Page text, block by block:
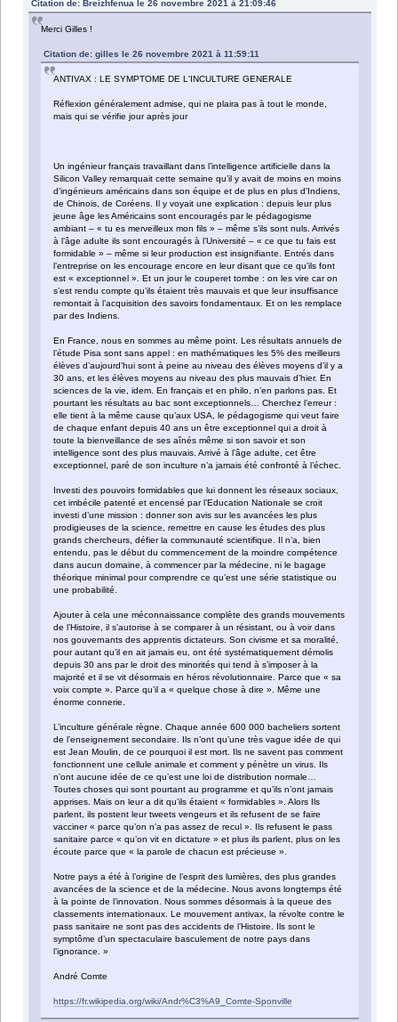
Citation de: Breizhfenua le 26 novembre 2021 à 21:09:46
Merci Gilles !
Citation de: gilles le 26 novembre 2021 à 11:59:11
ANTIVAX : LE SYMPTOME DE L'INCULTURE GENERALE
Réflexion généralement admise, qui ne plaira pas à tout le monde,
mais qui se vérifie jour après jour
Un ingénieur français travaillant dans l’intelligence artificielle dans la
Silicon Valley remarquait cette semaine qu’il y avait de moins en moins
d’ingénieurs américains dans son équipe et de plus en plus d’Indiens,
de Chinois, de Coréens. Il y voyait une explication : depuis leur plus
jeune âge les Américains sont encouragés par le pédagogisme
ambiant – « tu es merveilleux mon fils » – même s’ils sont nuls. Arrivés
à l’âge adulte ils sont encouragés à l’Université – « ce que tu fais est
formidable » – même si leur production est insignifiante. Entrés dans
l’entreprise on les encourage encore en leur disant que ce qu’ils font
est « exceptionnel ». Et un jour le couperet tombe : on les vire car on
s’est rendu compte qu’ils étaient très mauvais et que leur insuffisance
remontait à l’acquisition des savoirs fondamentaux. Et on les remplace
par des Indiens.
En France, nous en sommes au même point. Les résultats annuels de
l’étude Pisa sont sans appel : en mathématiques les 5% des meilleurs
élèves d’aujourd’hui sont à peine au niveau des élèves moyens d’il y a
30 ans, et les élèves moyens au niveau des plus mauvais d’hier. En
sciences de la vie, idem. En français et en philo, n’en parlons pas. Et
pourtant les résultats au bac sont exceptionnels… Cherchez l’erreur :
elle tient à la même cause qu’aux USA, le pédagogisme qui veut faire
de chaque enfant depuis 40 ans un être exceptionnel qui a droit à
toute la bienveillance de ses aînés même si son savoir et son
intelligence sont des plus mauvais. Arrivé à l’âge adulte, cet être
exceptionnel, paré de son inculture n’a jamais été confronté à l’échec.
Investi des pouvoirs formidables que lui donnent les réseaux sociaux,
cet imbécile patenté et encensé par l’Education Nationale se croit
investi d’une mission : donner son avis sur les avancées les plus
prodigieuses de la science, remettre en cause les études des plus
grands chercheurs, défier la communauté scientifique. Il n’a, bien
entendu, pas le début du commencement de la moindre compétence
dans aucun domaine, à commencer par la médecine, ni le bagage
théorique minimal pour comprendre ce qu’est une série statistique ou
une probabilité.
Ajouter à cela une méconnaissance complète des grands mouvements
de l’Histoire, il s’autorise à se comparer à un résistant, ou à voir dans
nos gouvernants des apprentis dictateurs. Son civisme et sa moralité,
pour autant qu’il en ait jamais eu, ont été systématiquement démolis
depuis 30 ans par le droit des minorités qui tend à s’imposer à la
majorité et il se vit désormais en héros révolutionnaire. Parce que « sa
voix compte ». Parce qu’il a « quelque chose à dire ». Même une
énorme connerie.
L’inculture générale règne. Chaque année 600 000 bacheliers sortent
de l’enseignement secondaire. Ils n’ont qu’une très vague idée de qui
est Jean Moulin, de ce pourquoi il est mort. Ils ne savent pas comment
fonctionnent une cellule animale et comment y pénètre un virus. Ils
n’ont aucune idée de ce qu’est une loi de distribution normale…
Toutes choses qui sont pourtant au programme et qu’ils n’ont jamais
apprises. Mais on leur a dit qu’ils étaient « formidables ». Alors Ils
parlent, ils postent leur tweets vengeurs et ils refusent de se faire
vacciner « parce qu’on n’a pas assez de recul ». Ils refusent le pass
sanitaire parce « qu’on vit en dictature » et plus ils parlent, plus on les
écoute parce que « la parole de chacun est précieuse ».
Notre pays a été à l’origine de l’esprit des lumières, des plus grandes
avancées de la science et de la médecine. Nous avons longtemps été
à la pointe de l’innovation. Nous sommes désormais à la queue des
classements internationaux. Le mouvement antivax, la révolte contre le
pass sanitaire ne sont pas des accidents de l’Histoire. Ils sont le
symptôme d’un spectaculaire basculement de notre pays dans
l’ignorance. »
André Comte
https://fr.wikipedia.org/wiki/Andr%C3%A9_Comte-Sponville